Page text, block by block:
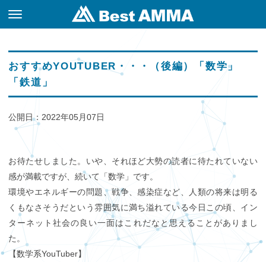
START
利用の手引）
口座開設
About AMMA
AMMAとは
SP一覧
Eeducation
スカット)について
「Aブック/Bブッ
ク」について
信託保全について
FＸ取引概要
Best AMMA
本サイトの見方
動画一覧
RANKING
年間利回り
ビギナーおすすめ度
取引履歴の確認
Androidの場合
Webの場合
AMMAの始め方
スタートガイド（ご
利用の手引）
CONTACT
わせ
FAQ
よくある質問
AMMAについて
利回り
ビギナーおすすめ度
年間 3ヶ月 1ヶ月
熟練者おすすめ度
年間 3ヶ月
おすすめYOUTUBER・・・（後編）「数学」
「鉄道」
公開日：2022年05月07日
お待たせしました。いや、それほど大勢の読者に待たれていない
感が満載ですが、続いて「数学」です。
環境やエネルギーの問題、戦争、感染症など、人類の将来は明る
くもなさそうだという雰囲気に満ち溢れている今日この頃、イン
ターネット社会の良い一面はこれだなと思えることがありまし
た。
【数学系YouTuber】